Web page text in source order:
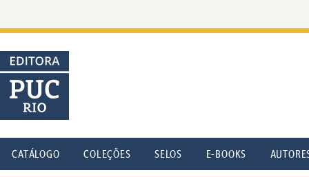
CATÁLOGO COLEÇÕES SELOS E-BOOKS